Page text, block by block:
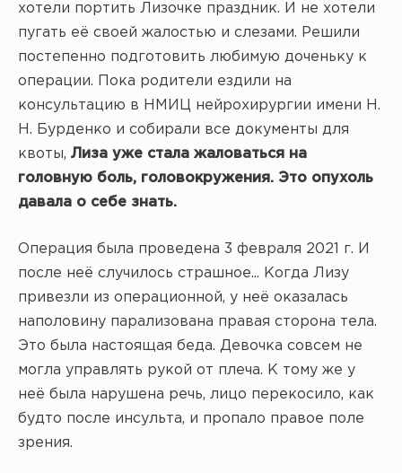
хотели портить Лизочке праздник. И не хотели
пугать её своей жалостью и слезами. Решили
постепенно подготовить любимую доченьку к
операции. Пока родители ездили на
консультацию в НМИЦ нейрохирургии имени Н.
Н. Бурденко и собирали все документы для
квоты, Лиза уже стала жаловаться на
головную боль, головокружения. Это опухоль
давала о себе знать.
Операция была проведена 3 февраля 2021 г. И
после неё случилось страшное... Когда Лизу
привезли из операционной, у неё оказалась
наполовину парализована правая сторона тела.
Это была настоящая беда. Девочка совсем не
могла управлять рукой от плеча. К тому же у
неё была нарушена речь, лицо перекосило, как
будто после инсульта, и пропало правое поле
зрения.